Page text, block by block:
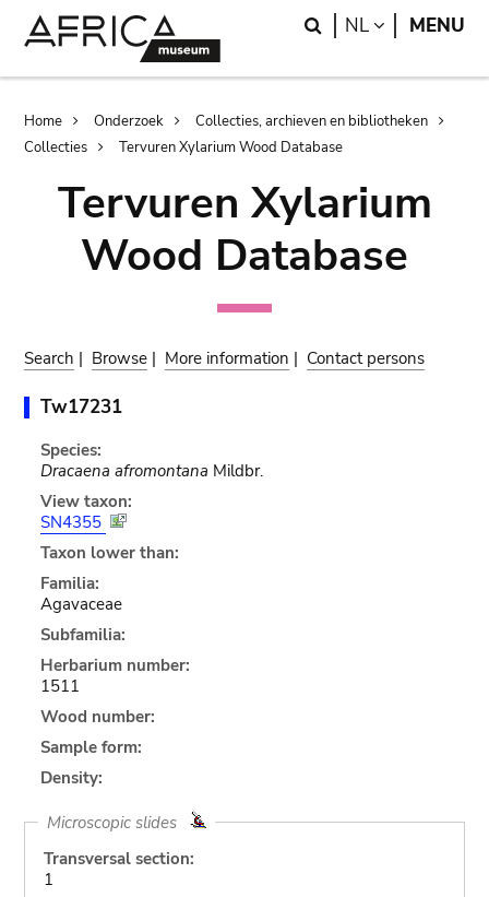
Search
NL LANGUAGE
MENU
Breadcrumb
Home Onderzoek
Collecties, archieven en bibliotheken
Collecties
Tervuren Xylarium Wood Database
Tervuren Xylarium
Wood Database
Search | Browse | More information | Contact persons
Tw17231
Species:
Dracaena afromontana Mildbr.
View taxon:
SN4355
Taxon lower than:
Familia:
Agavaceae
Subfamilia:
Herbarium number:
1511
Wood number:
Sample form:
Density:
Microscopic slides
Transversal section:
1